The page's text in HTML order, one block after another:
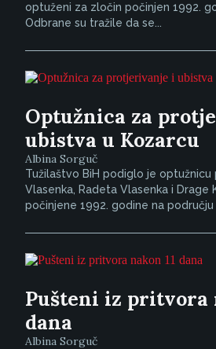
optuženi za zločin počinjen 1992.
Odbrane su tražile da se...
Optužnica za
ubistva u Kozarcu
Albina Sorguč
Tužilaštvo BiH podiglo je optužnicu
Vlasenka, Radeta Vlasenka i Drage
počinjene 1992. godine na području
Pušteni iz pritvora
dana
Albina Sorguč